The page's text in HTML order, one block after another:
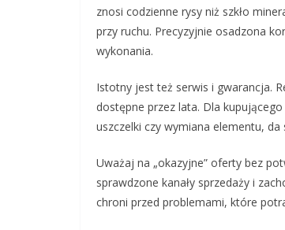
znosi codzienne rysy niż szkło
przy ruchu. Precyzyjnie osadzona
wykonania.
Istotny jest też serwis i gwarancja.
dostępne przez lata. Dla
uszczelki czy wymiana elementu,
Uważaj na „okazyjne” oferty bez
sprawdzone kanały sprzedaży i
chroni przed problemami, które